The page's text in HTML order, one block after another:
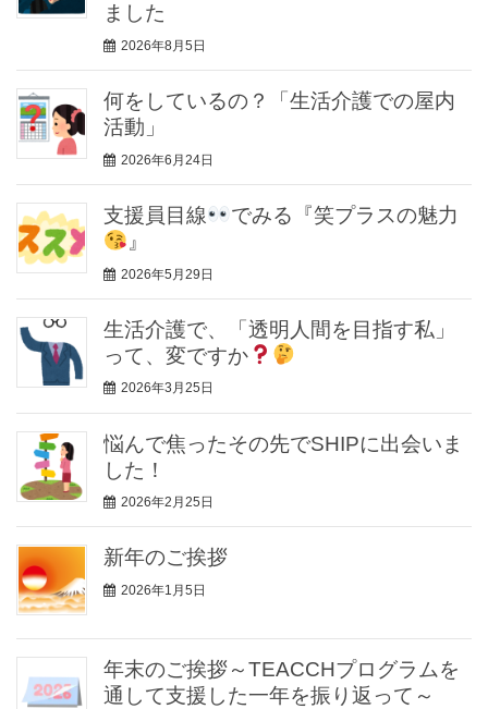
ました
2026年8月5日
何をしているの？「生活介護での屋内
活動」
2026年6月24日
支援員目線
でみる『笑プラスの魅力
』
2026年5月29日
生活介護で、「透明人間を目指す私」
って、変ですか
2026年3月25日
悩んで焦ったその先でSHIPに出会いま
した！
2026年2月25日
新年のご挨拶
2026年1月5日
年末のご挨拶～TEACCHプログラムを
通して支援した一年を振り返って～